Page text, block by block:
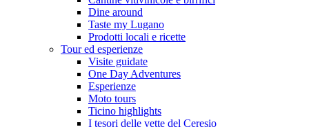
Dine around
Taste my Lugano
Prodotti locali e ricette
Tour ed esperienze
Visite guidate
One Day Adventures
Esperienze
Moto tours
Ticino highlights
I tesori delle vette del Ceresio